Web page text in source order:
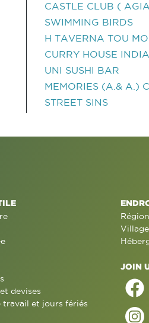
CASTLE CLUB (
SWIMMING BIRDS
H TAVERNA TOU
CURRY HOUSE
UNI SUSHI BAR
MEMORIES (A.& A.)
STREET SINS
devises
travail et jours fériés
JOIN